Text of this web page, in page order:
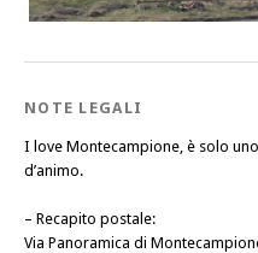
NOTE LEGALI
I love Montecampione, è solo
d’animo.
– Recapito postale:
Via Panoramica di